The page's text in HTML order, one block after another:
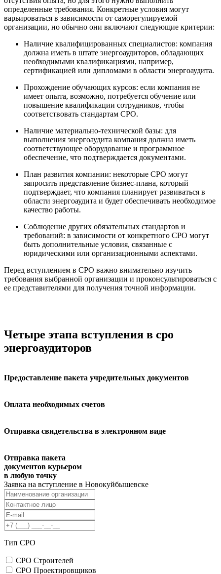
определенные требования. Конкретные условия могут
варьироваться в зависимости от саморегулируемой
организации, но обычно они включают следующие критерии:
Наличие квалифицированных специалистов: компания
должна иметь в штате энергоаудиторов, обладающих
необходимыми квалификациями, например,
сертификацией или дипломами в области энергоаудита.
Прохождение обучающих курсов: если компания не
имеет опыта, возможно, потребуется обучение или
повышение квалификации сотрудников, чтобы
соответствовать стандартам СРО.
Наличие материально-технической базы: для
выполнения энергоаудита компания должна иметь
соответствующее оборудование и программное
обеспечение, что подтверждается документами.
План развития компании: некоторые СРО могут
запросить представление бизнес-плана, который
подтверждает, что компания планирует развиваться в
области энергоаудита и будет обеспечивать необходимое
качество работы.
Соблюдение других обязательных стандартов и
требований: в зависимости от конкретного СРО могут
быть дополнительные условия, связанные с
юридическими или организационными аспектами.
Перед вступлением в СРО важно внимательно изучить
требования выбранной организации и проконсультироваться с
ее представителями для получения точной информации.
Четыре этапа вступления в сро
энергоаудиторов
Предоставление пакета учредительных документов
Оплата необходимых счетов
Отправка свидетельства в электронном виде
Отправка пакета
документов курьером
в любую точку ⁠
Заявка на вступление в Новокуйбышевске
Тип СРО
СРО Строителей
СРО Проектировщиков